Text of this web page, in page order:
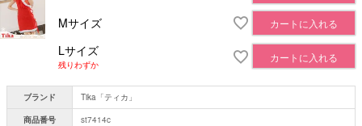
Mサイズ カートに入れる
Lサイズ
残りわずか
カートに入れる
ブランド
Tika「ティカ」
商品番号
st7414c